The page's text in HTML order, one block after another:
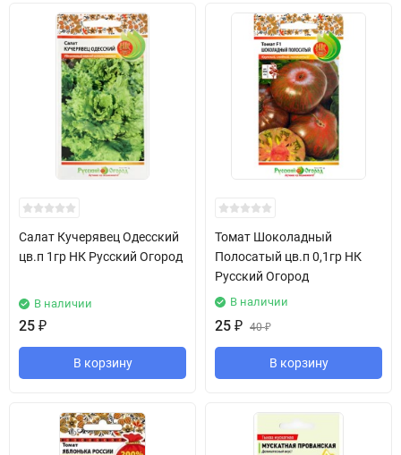
Салат Кучерявец Одесский
цв.п 1гр НК Русский Огород
В наличии
25 ₽
В корзину
Томат Шоколадный
Полосатый цв.п 0,1гр НК
Русский Огород
В наличии
25 ₽ 40₽
В корзину